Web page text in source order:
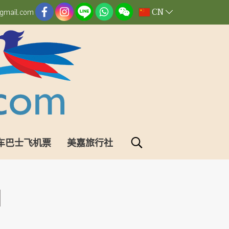
CN
巴士飞机票 美嘉旅行社